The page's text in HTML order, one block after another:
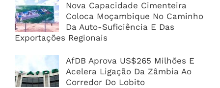
Nova Capacidade Cimenteira
Coloca Moçambique No Caminho
Da Auto-Suficiência E Das
Exportações Regionais
AfDB Aprova US$265 Milhões E
Acelera Ligação Da Zâmbia Ao
Corredor Do Lobito